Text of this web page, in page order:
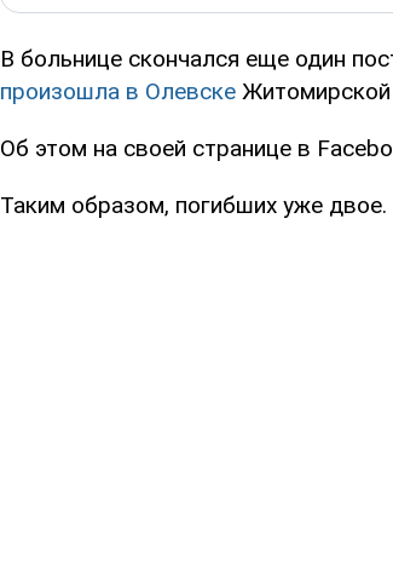
В больнице скончался еще один
произошла в Олевске Житомирской
Об этом на своей странице в
Таким образом, погибших уже двое.